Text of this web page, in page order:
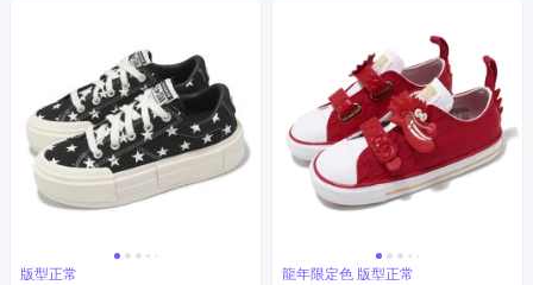
版型正常 龍年限定色 版型正常